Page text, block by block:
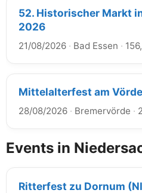
52. Historischer Markt
2026
21/08/2026 · Bad Essen ·
Mittelalterfest am
28/08/2026 · Bremervörde ·
Events in
Ritterfest zu Dornum